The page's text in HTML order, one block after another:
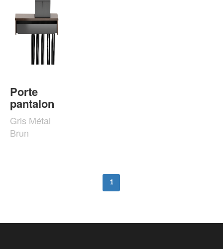
Porte
pantalon
Gris Métal
Brun
1